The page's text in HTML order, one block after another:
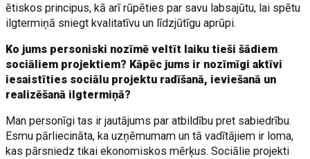
ētiskos principus, kā arī rūpēties par savu labsajūtu, lai spētu
ilgtermiņā sniegt kvalitatīvu un līdzjūtīgu aprūpi.
Ko jums personiski nozīmē veltīt laiku tieši šādiem
sociāliem projektiem? Kāpēc jums ir nozīmīgi aktīvi
iesaistīties sociālu projektu radīšanā, ieviešanā un
realizēšanā ilgtermiņā?
Man personīgi tas ir jautājums par atbildību pret sabiedrību.
Esmu pārliecināta, ka uzņēmumam un tā vadītājiem ir loma,
kas pārsniedz tikai ekonomiskos mērķus. Sociālie projekti